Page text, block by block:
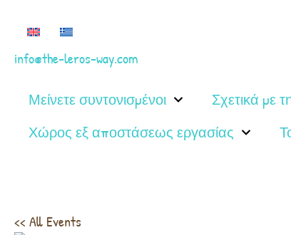
info@the-leros-way.com
Μείνετε συντονισμένοι Σχετικά με
Χώρος εξ αποστάσεως εργασίας
<< All Events